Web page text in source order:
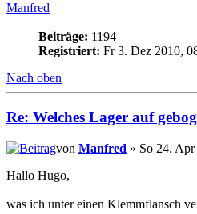
Manfred
Beiträge: 1194
Registriert: Fr 3. Dez 2010,
Nach oben
Re: Welches Lager auf
von Manfred » So 24.
Hallo Hugo,
was ich unter einen Klemmflansch